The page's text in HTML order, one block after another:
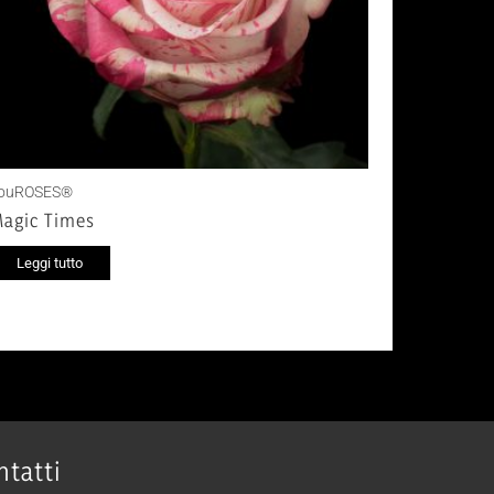
Times
Leggi tutto